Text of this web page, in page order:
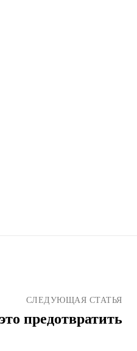
СЛЕДУЮЩАЯ СТАТЬЯ
предотвратить